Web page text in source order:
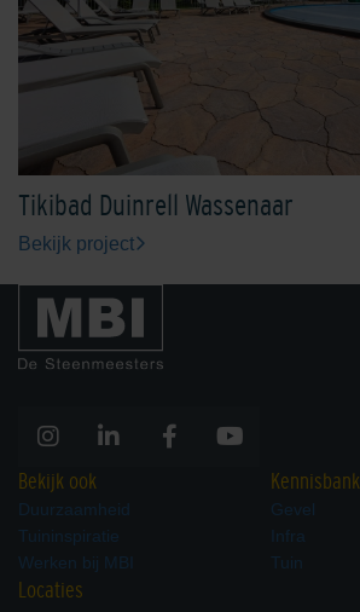
Tikibad Duinrell Wassenaar
Bekijk project
Bekijk ook
Duurzaamheid
Tuininspiratie
Werken bij MBI
Kennisbank
Gevel
Infra
Tuin
Locaties